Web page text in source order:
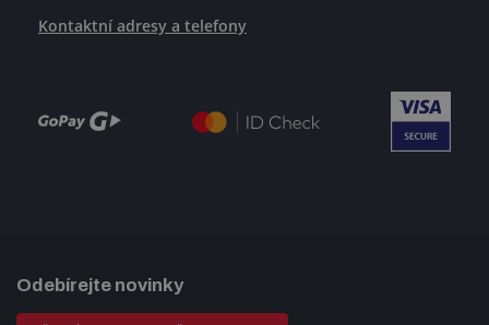
Kontaktní adresy a telefony
Odebírejte novinky